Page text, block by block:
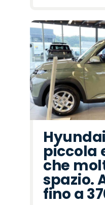
piccola
che
spazio.
fino a